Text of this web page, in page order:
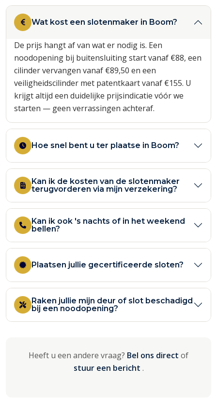
Wat kost een slotenmaker in Boom?
De prijs hangt af van wat er nodig is. Een
noodopening bij buitensluiting start vanaf €88, een
cilinder vervangen vanaf €89,50 en een
veiligheidscilinder met patentkaart vanaf €155. U
krijgt altijd een duidelijke prijsindicatie vóór we
starten — geen verrassingen achteraf.
Hoe snel bent u ter plaatse in Boom?
Kan ik de kosten van de slotenmaker
terugvorderen via mijn verzekering?
Kan ik ook 's nachts of in het weekend
bellen?
Plaatsen jullie gecertificeerde sloten?
Raken jullie mijn deur of slot beschadigd
bij een noodopening?
Heeft u een andere vraag? Bel ons direct of
stuur een bericht .